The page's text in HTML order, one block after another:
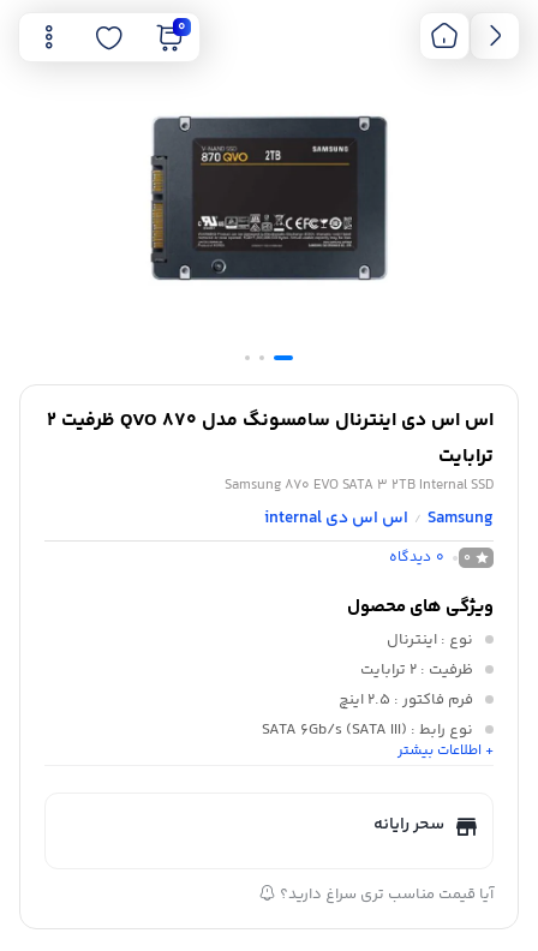
0
اس اس دی اینترنال سامسونگ مدل 870 QVO ظرفیت 2
ترابایت
Samsung 870 EVO SATA 3 2TB Internal SSD
Samsung
/ اس اس دی internal
0
0 دیدگاه
ویژگی های محصول
نوع : اینترنال
ظرفیت : 2 ترابایت
فرم فاکتور : 2.5 اینچ
نوع رابط : SATA 6Gb/s (SATA III)
وزن: 86 گرم
+ اطلاعات بیشتر
سحر رایانه
آیا قیمت مناسب تری سراغ دارید؟